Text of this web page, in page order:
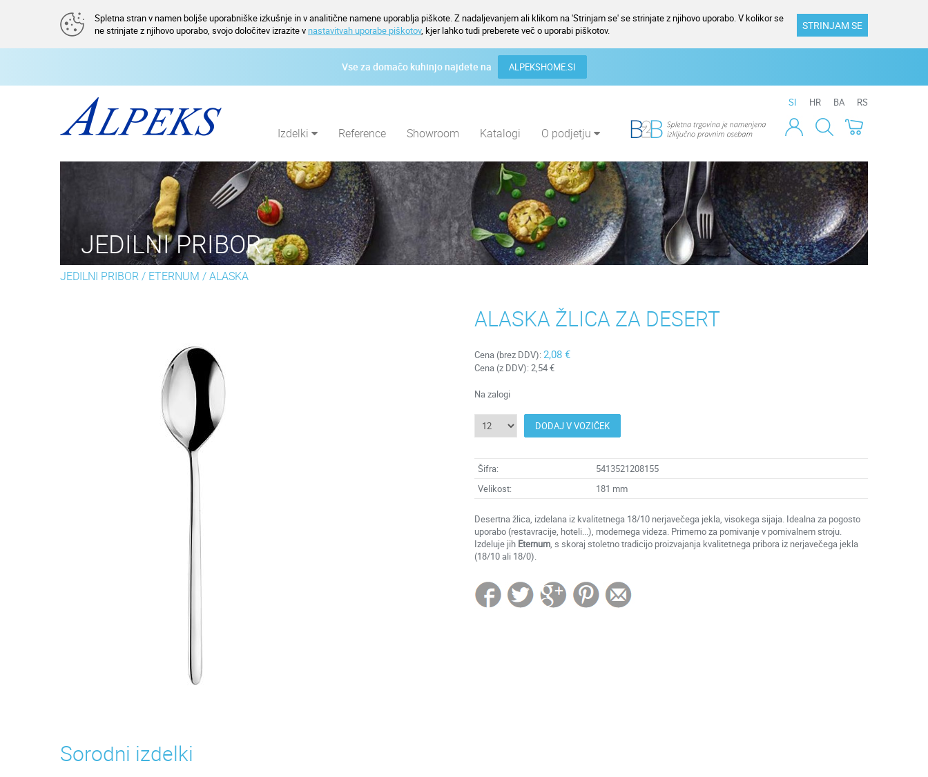
Spletna stran v namen boljše uporabniške izkušnje in v analitične namene uporablja piškote. Z nadaljevanjem ali klikom na 'Strinjam se' se strinjate z njihovo uporabo. V kolikor se
ne strinjate z njihovo uporabo, svojo določitev izrazite v nastavitvah uporabe piškotov, kjer lahko tudi preberete več o uporabi piškotov. STRINJAM SE
Vse za domačo kuhinjo najdete na ALPEKSHOME.SI
SI HR BA RS
Izdelki Reference Showroom Katalogi O podjetju
JEDILNI PRIBOR
JEDILNI PRIBOR/ ETERNUM /ALASKA
ALASKA ŽLICA ZA DESERT
Cena (brez DDV): 2,08 €
Cena (z DDV): 2,54 €
Na zalogi
DODAJ V VOZIČEK
Šifra:
5413521208155
Velikost:
181 mm
Desertna žlica, izdelana iz kvalitetnega 18/10 nerjavečega jekla, visokega sijaja. Idealna za pogosto
uporabo (restavracije, hoteli...), modernega videza. Primerno za pomivanje v pomivalnem stroju.
Izdeluje jih Eternum, s skoraj stoletno tradicijo proizvajanja kvalitetnega pribora iz nerjavečega jekla
(18/10 ali 18/0).
Sorodni izdelki